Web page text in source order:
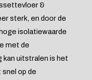
&
sterk, en door de
isolatiewaarde
met de
kan uitstralen is het
op de